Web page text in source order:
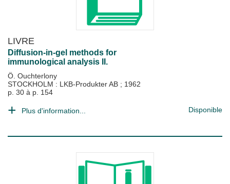
LIVRE
Diffusion-in-gel methods for
immunological analysis II.
Ö. Ouchterlony
STOCKHOLM : LKB-Produkter AB ; 1962
p. 30 à p. 154
Plus d'information... Disponible